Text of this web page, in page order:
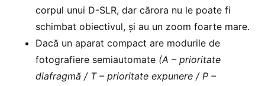
corpul unui D-SLR, dar cărora nu le poate fi
schimbat obiectivul, și au un zoom foarte mare.
Dacă un aparat compact are modurile de
fotografiere semiautomate (A – prioritate
diafragmă / T – prioritate expunere / P –